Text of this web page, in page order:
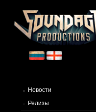
Новости
Релизы